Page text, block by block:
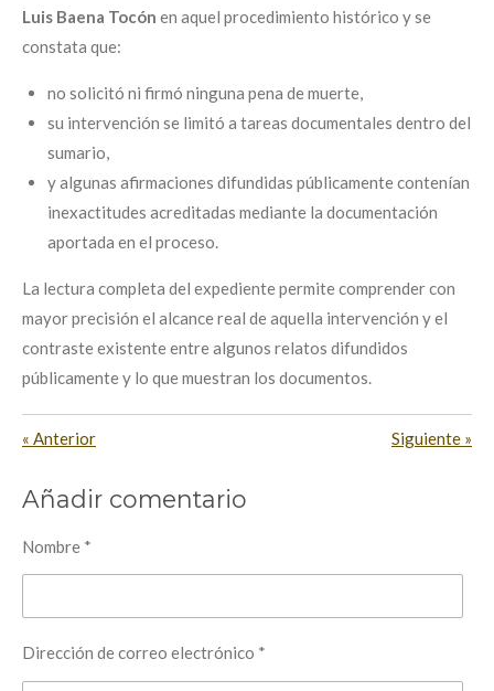
Luis Baena Tocón en aquel procedimiento histórico y se
constata que:
no solicitó ni firmó ninguna pena de muerte,
su intervención se limitó a tareas documentales dentro del
sumario,
y algunas afirmaciones difundidas públicamente contenían
inexactitudes acreditadas mediante la documentación
aportada en el proceso.
La lectura completa del expediente permite comprender con
mayor precisión el alcance real de aquella intervención y el
contraste existente entre algunos relatos difundidos
públicamente y lo que muestran los documentos.
« Anterior Siguiente »
Añadir comentario
Nombre *
Dirección de correo electrónico *